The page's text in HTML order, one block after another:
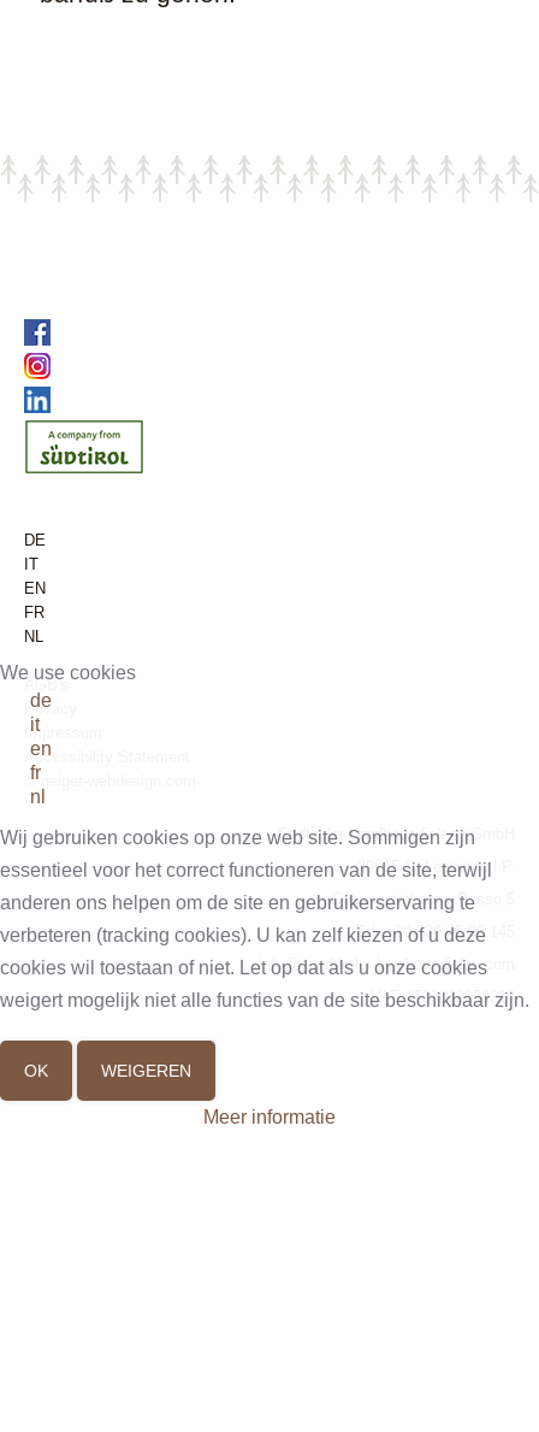
DE
IT
EN
FR
NL
AGB's
Privacy
Impressum
Accessibility Statement
© geiger-webdesign.com
Südtiroler Landhausdielen vGmbH
39015 S. Leonardo i.P.
Commercial zone Passo 5
Tel. +39 339 46 96 145
info@suedtiroler-landhausdielen.com
VAT: IT03022950210
We use cookies
de
it
en
fr
nl
Wij gebruiken cookies op onze web site. Sommigen zijn
essentieel voor het correct functioneren van de site, terwijl
anderen ons helpen om de site en gebruikerservaring te
verbeteren (tracking cookies). U kan zelf kiezen of u deze
cookies wil toestaan of niet. Let op dat als u onze cookies
weigert mogelijk niet alle functies van de site beschikbaar zijn.
OK WEIGEREN
Meer informatie